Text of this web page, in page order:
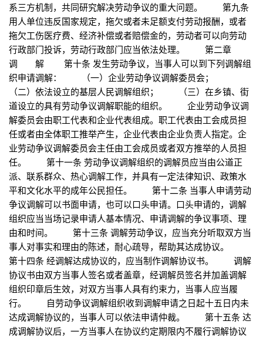
系三方机制，共同研究解决劳动争议的重大问题。 第九条
用人单位违反国家规定，拖欠或者未足额支付劳动报酬，或者
拖欠工伤医疗费、经济补偿或者赔偿金的，劳动者可以向劳动
行政部门投诉，劳动行政部门应当依法处理。 第二章
调 解 第十条 发生劳动争议，当事人可以到下列调解组
织申请调解： （一）企业劳动争议调解委员会；
（二）依法设立的基层人民调解组织； （三）在乡镇、街
道设立的具有劳动争议调解职能的组织。 企业劳动争议调
解委员会由职工代表和企业代表组成。职工代表由工会成员担
任或者由全体职工推举产生，企业代表由企业负责人指定。企
业劳动争议调解委员会主任由工会成员或者双方推举的人员担
任。 第十一条 劳动争议调解组织的调解员应当由公道正
派、联系群众、热心调解工作，并具有一定法律知识、政策水
平和文化水平的成年公民担任。 第十二条 当事人申请劳动
争议调解可以书面申请，也可以口头申请。口头申请的，调解
组织应当当场记录申请人基本情况、申请调解的争议事项、理
由和时间。 第十三条 调解劳动争议，应当充分听取双方当
事人对事实和理由的陈述，耐心疏导，帮助其达成协议。
第十四条 经调解达成协议的，应当制作调解协议书。 调解
协议书由双方当事人签名或者盖章，经调解员签名并加盖调解
组织印章后生效，对双方当事人具有约束力，当事人应当履
行。 自劳动争议调解组织收到调解申请之日起十五日内未
达成调解协议的，当事人可以依法申请仲裁。 第十五条 达
成调解协议后，一方当事人在协议约定期限内不履行调解协议